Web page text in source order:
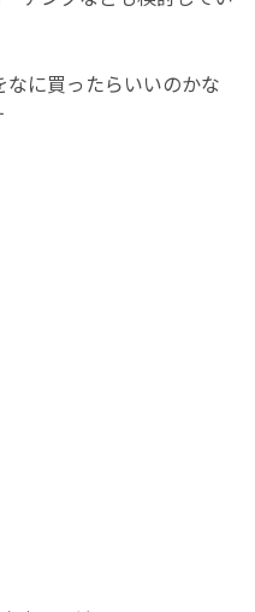
に買ったらいいのかな